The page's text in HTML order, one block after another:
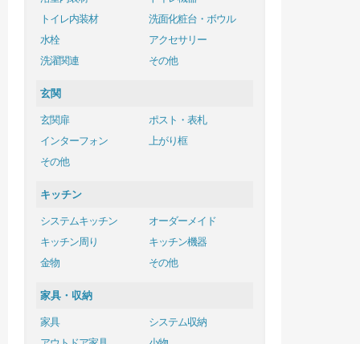
トイレ内装材
洗面化粧台・ボウル
水栓
アクセサリー
洗濯関連
その他
玄関
玄関扉
ポスト・表札
インターフォン
上がり框
その他
キッチン
システムキッチン
オーダーメイド
キッチン周り
キッチン機器
金物
その他
家具・収納
家具
システム収納